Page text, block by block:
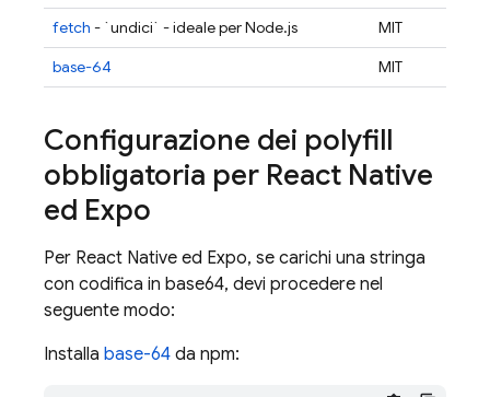
fetch - `undici` - ideale per Node.js
MIT
base-64
MIT
Configurazione dei polyfill
obbligatoria per React Native
ed Expo
Per React Native ed Expo, se carichi una stringa
con codifica in base64, devi procedere nel
seguente modo:
Installa base-64 da npm: